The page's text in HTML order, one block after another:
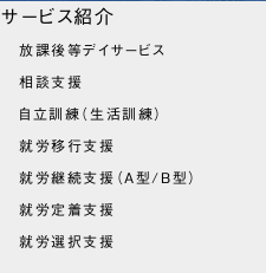
サービス紹介
放課後等デイサービス
相談支援
自立訓練（生活訓練）
就労移行支援
就労継続支援（A型/B型）
就労定着支援
就労選択支援